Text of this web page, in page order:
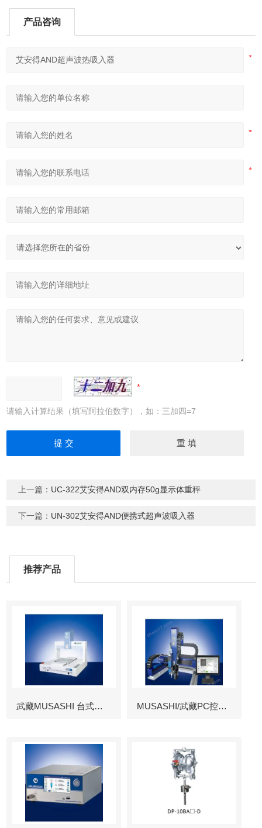
产品咨询
请输入计算结果（填写阿拉伯数字），如：三加四=7
上一篇： UC-322艾安得AND双内存50g显示体重秤
下一篇： UN-302艾安得AND便携式超声波吸入器
推荐产品
武藏MUSASHI 台式涂布机械臂 MUSASHI/武藏PC控制图像识别机械臂